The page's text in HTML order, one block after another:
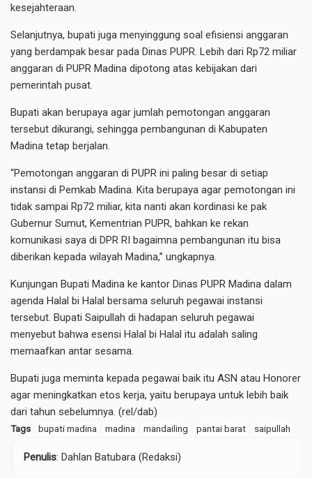
kesejahteraan.
Selanjutnya, bupati juga menyinggung soal efisiensi anggaran
yang berdampak besar pada Dinas PUPR. Lebih dari Rp72 miliar
anggaran di PUPR Madina dipotong atas kebijakan dari
pemerintah pusat.
Bupati akan berupaya agar jumlah pemotongan anggaran
tersebut dikurangi, sehingga pembangunan di Kabupaten
Madina tetap berjalan.
“Pemotongan anggaran di PUPR ini paling besar di setiap
instansi di Pemkab Madina. Kita berupaya agar pemotongan ini
tidak sampai Rp72 miliar, kita nanti akan kordinasi ke pak
Gubernur Sumut, Kementrian PUPR, bahkan ke rekan
komunikasi saya di DPR RI bagaimna pembangunan itu bisa
diberikan kepada wilayah Madina,” ungkapnya.
Kunjungan Bupati Madina ke kantor Dinas PUPR Madina dalam
agenda Halal bi Halal bersama seluruh pegawai instansi
tersebut. Bupati Saipullah di hadapan seluruh pegawai
menyebut bahwa esensi Halal bi Halal itu adalah saling
memaafkan antar sesama.
Bupati juga meminta kepada pegawai baik itu ASN atau Honorer
agar meningkatkan etos kerja, yaitu berupaya untuk lebih baik
dari tahun sebelumnya. (rel/dab)
Tags bupati madina madina mandailing pantai barat saipullah
Penulis: Dahlan Batubara (Redaksi)